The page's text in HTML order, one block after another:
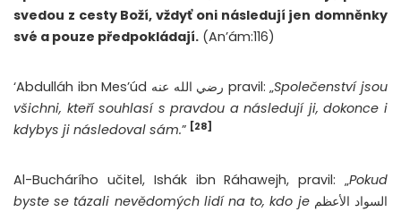
svedou z cesty Boží, vždyť oni následují jen domněnky
své a pouze předpokládají. (An’ám:116)
‘Abdulláh ibn Mes’úd رضي الله عنه pravil: „Společenství jsou
všichni, kteří souhlasí s pravdou a následují ji, dokonce i
kdybys ji následoval sám.” [28]
Al-Buchárího učitel, Ishák ibn Ráhawejh, pravil: „Pokud
byste se tázali nevědomých lidí na to, kdo je السواد الأعظم